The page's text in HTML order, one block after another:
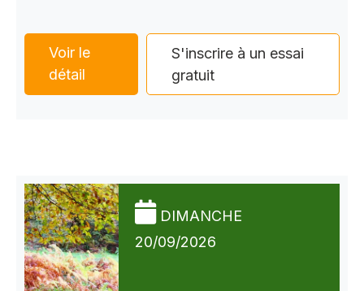
Voir le
détail
S'inscrire à un essai
gratuit
DIMANCHE
20/09/2026